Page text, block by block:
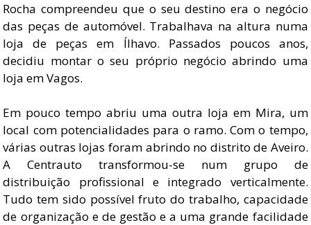
Rocha compreendeu que o seu destino era o negócio
das peças de automóvel. Trabalhava na altura numa
loja de peças em Ílhavo. Passados poucos anos,
decidiu montar o seu próprio negócio abrindo uma
loja em Vagos.
Em pouco tempo abriu uma outra loja em Mira, um
local com potencialidades para o ramo. Com o tempo,
várias outras lojas foram abrindo no distrito de Aveiro.
A Centrauto transformou-se num grupo de
distribuição profissional e integrado verticalmente.
Tudo tem sido possível fruto do trabalho, capacidade
de organização e de gestão e a uma grande facilidade